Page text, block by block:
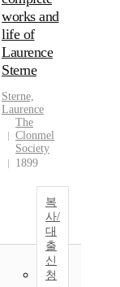
works and
life of
Laurence
Sterne
Sterne,
Laurence
The
Clonmel
Society
1899
복
사/
대
출
신
청